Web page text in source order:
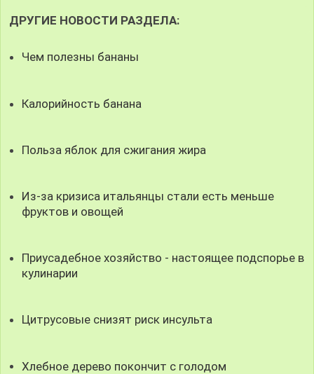
ДРУГИЕ НОВОСТИ РАЗДЕЛА:
Чем полезны бананы
Калорийность банана
Польза яблок для сжигания жира
Из-за кризиса итальянцы стали есть меньше
фруктов и овощей
Приусадебное хозяйство - настоящее подспорье в
кулинарии
Цитрусовые снизят риск инсульта
Хлебное дерево покончит с голодом